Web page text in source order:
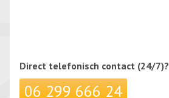
Direct telefonisch contact (24/7)?
06 299 666 24